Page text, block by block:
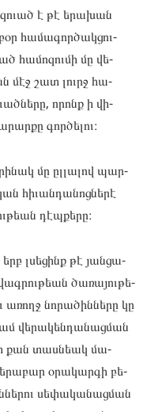
է թէ երա­խան
հա­մագոր­ծակցու­
հա­մոզու­մի մը վե­
մէջ շատ լուրջ հա­
որոնք ի վի­
գոր­ծե­լու։
մը ըլ­լա­լով պար­
հի­ւան­դա­նոց­նե­րէ
դէպ­քե­րը։
երբ լսե­ցինք թէ յան­ցա­
ծա­ռայու­թե­
նո­րածին­նե­րը կը
վե­րակեն­դա­նաց­ման
քան տաս­նեակ մա­
օրա­կար­գի բե­
սե­փակա­նաց­ման